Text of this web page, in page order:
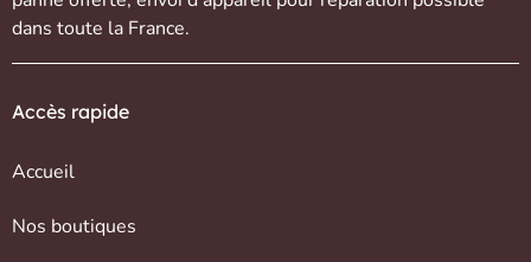
dans toute la France.
Accès rapide
Accueil
Nos boutiques